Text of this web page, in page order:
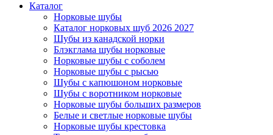
Каталог
Норковые шубы
Каталог норковых шуб 2026 2027
Шубы из канадской норки
Блэкглама шубы норковые
Норковые шубы с соболем
Норковые шубы с рысью
Шубы с капюшоном норковые
Шубы с воротником норковые
Норковые шубы больших размеров
Белые и светлые норковые шубы
Норковые шубы крестовка